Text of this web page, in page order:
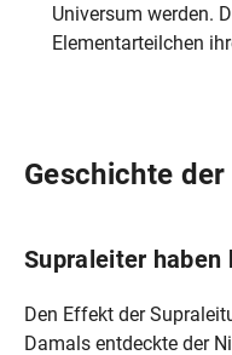
Universum werden.
Elementarteilchen
Geschichte
Supraleiter haben
Den Effekt der
Damals entdeckte der